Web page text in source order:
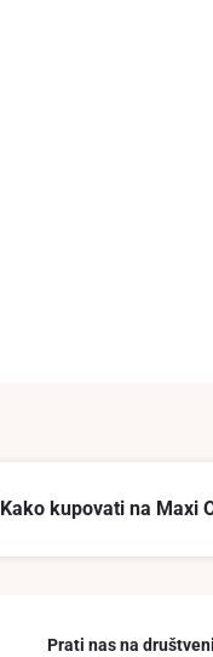
Kako kupovati na Maxi
Prati nas na